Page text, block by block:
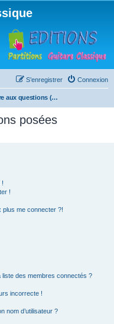
Connexion
S’enregistrer
Foire aux questions (Questions posées fréquemment)
posées
!
!
plus me connecter ?!
liste des membres connectés ?
incorrecte !
nom d’utilisateur ?